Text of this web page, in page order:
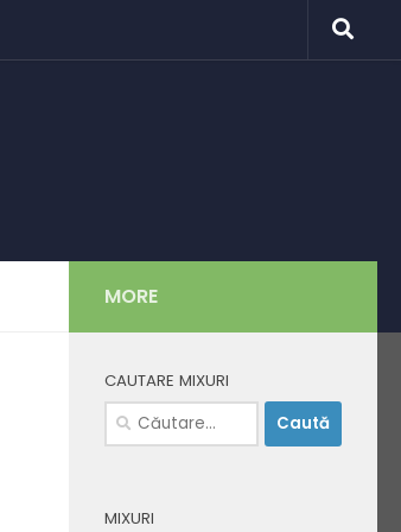
MORE
CAUTARE MIXURI
Caută
după:
MIXURI